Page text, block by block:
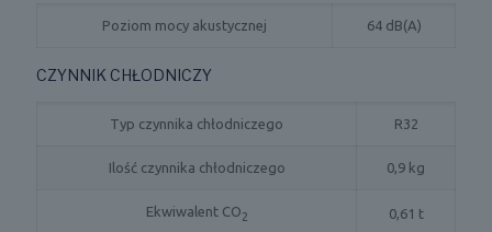
Poziom mocy akustycznej 64 dB(A)
CZYNNIK CHŁODNICZY
Typ czynnika chłodniczego R32
Ilość czynnika chłodniczego 0,9 kg
Ekwiwalent CO2 0,61 t